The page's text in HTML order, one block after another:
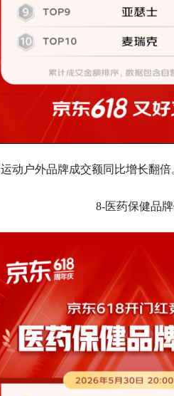
动户外品牌成交额同比增长翻倍
8-医药保健品